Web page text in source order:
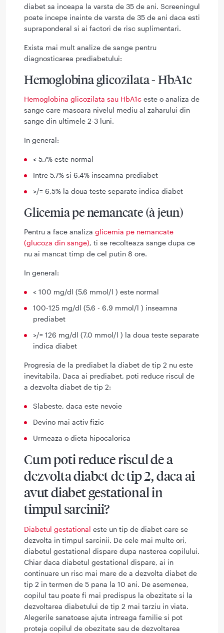
diabet sa inceapa la varsta de 35 de ani. Screeningul
poate incepe inainte de varsta de 35 de ani daca esti
supraponderal si ai factori de risc suplimentari.
Exista mai mult analize de sange pentru
diagnosticarea prediabetului:
Hemoglobina glicozilata - HbA1c
Hemoglobina glicozilata sau HbA1c este o analiza de
sange care masoara nivelul mediu al zaharului din
sange din ultimele 2-3 luni.
In general:
< 5.7% este normal
Intre 5.7% si 6.4% inseamna prediabet
>/= 6,5% la doua teste separate indica diabet
Glicemia pe nemancate (à jeun)
Pentru a face analiza glicemia pe nemancate
(glucoza din sange), ti se recolteaza sange dupa ce
nu ai mancat timp de cel putin 8 ore.
In general:
< 100 mg/dl (5.6 mmol/l ) este normal
100-125 mg/dl (5.6 - 6.9 mmol/l ) inseamna
prediabet
>/= 126 mg/dl (7.0 mmol/l ) la doua teste separate
indica diabet
Progresia de la prediabet la diabet de tip 2 nu este
inevitabila. Daca ai prediabet, poti reduce riscul de
a dezvolta diabet de tip 2:
Slabeste, daca este nevoie
Devino mai activ fizic
Urmeaza o dieta hipocalorica
Cum poti reduce riscul de a
dezvolta diabet de tip 2, daca ai
avut diabet gestational in
timpul sarcinii?
Diabetul gestational este un tip de diabet care se
dezvolta in timpul sarcinii. De cele mai multe ori,
diabetul gestational dispare dupa nasterea copilului.
Chiar daca diabetul gestational dispare, ai in
continuare un risc mai mare de a dezvolta diabet de
tip 2 in termen de 5 pana la 10 ani. De asemenea,
copilul tau poate fi mai predispus la obezitate si la
dezvoltarea diabetului de tip 2 mai tarziu in viata.
Alegerile sanatoase ajuta intreaga familie si pot
proteja copilul de obezitate sau de dezvoltarea